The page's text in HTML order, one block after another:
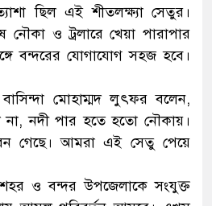
ছিল এই শীতলক্ষ্যা সেতুর।
নৌকা ও ট্রলারে খেয়া পারাপার
বন্দরের যোগাযোগ সহজ হবে।
মোহাম্মদ লুৎফর বলেন,
নদী পার হতে হতো নৌকায়।
গেছে। আমরা এই সেতু পেয়ে
ও বন্দর উপজেলাকে সংযুক্ত